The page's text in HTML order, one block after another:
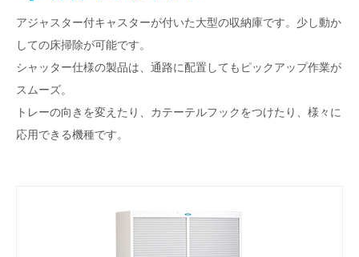
アジャスター付キャスターが付いた大型の収納庫です。少し動か
しての床掃除が可能です。
シャッター仕様の製品は、通路に配置してもピックアップ作業が
スムーズ。
トレーの向きを変えたり、カテーテルフックをつけたり、様々に
応用できる機種です。